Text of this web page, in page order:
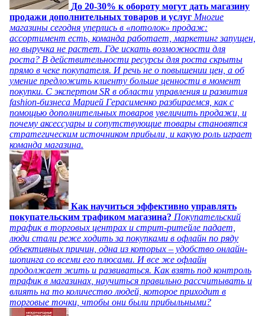
До 20-30% к обороту могут дать магазину
продажи дополнительных товаров и услуг Многие
магазины сегодня уперлись в «потолок» продаж:
ассортимент есть, команда работает, маркетинг запущен,
но выручка не растет. Где искать возможности для
роста? В действительности ресурсы для роста скрыты
прямо в чеке покупателя. И речь не о повышении цен, а об
умение предложить клиенту больше ценности в момент
покупки. С экспертом SR в области управления и развития
fashion-бизнеса Марией Герасименко разбираемся, как с
помощью дополнительных товаров увеличить продажи, и
почему аксессуары и сопутствующие товары становятся
стратегическим источником прибыли, и какую роль играет
команда магазина.
Как научиться эффективно управлять
покупательским трафиком магазина? Покупательский
трафик в торговых центрах и стрит-ритейле падает,
люди стали реже ходить за покупками в офлайн по ряду
объективных причин, одна из которых – удобство онлайн-
шопинга со всеми его плюсами. И все же офлайн
продолжает жить и развиваться. Как взять под контроль
трафик в магазинах, научиться правильно рассчитывать и
влиять на то количество людей, которое приходит в
торговые точки, чтобы они были прибыльными?